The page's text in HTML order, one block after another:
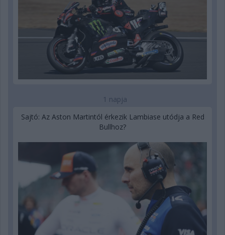
1 napja
Sajtó: Az Aston Martintól érkezik Lambiase utódja a Red
Bullhoz?